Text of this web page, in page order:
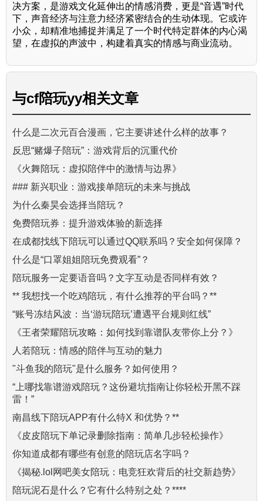
决方案，是游戏文化延伸出的情感消费，更是“音遇”时代
下，声音经济与注意力经济紧密结合的生动体现。它或许
小众，却精准地捕捉并满足了一个时代特定群体的内心渴
望，在虚拟的声波中，构建着真实的情感与商业流动。
与cf陪玩yy相关文章
什么是二次元百合漫画，它主要讲述什么样的故事？
反思“赌爆子陪玩”：游戏背后的沉重代价
《火舞陪玩：虚拟陪伴中的激情与边界》
### 新兴职业：游戏接单陪玩的未来与挑战
为什么秦昊会选择当陪玩？
免费陪玩券：提升游戏体验的新选择
在成都找线下陪玩可以通过QQ联系吗？安全如何保障？
什么是“口罩姐姐陪玩免费观看”？
陪玩服务一定要语音吗？文字互动是否同样有效？
** 我想找一个吃鸡陪玩，有什么推荐的平台吗？**
“账号冻结风波：当‘游玩陪玩’遭遇平台规则红线”
《王者荣耀陪玩攻略：如何找到靠谱队友带你上分？》
人若陪玩：情感的陪伴与互动的魅力
"斗鱼我的陪玩"是什么服务？如何使用？
“上哪找靠谱游戏陪玩？这份避坑指南让你轻松开黑不踩
雷！”
南昌线下陪玩APP有什么特X 和优势？**
《皮皮陪玩下单记录删除指南：简单几步轻松操作》
你知道成都有哪些有创意的陪玩店名字吗？
《揭秘.lol网吧美女陪玩：电竞狂欢背后的社交新趋势》
陪玩泥石是什么？它有什么特别之处？****